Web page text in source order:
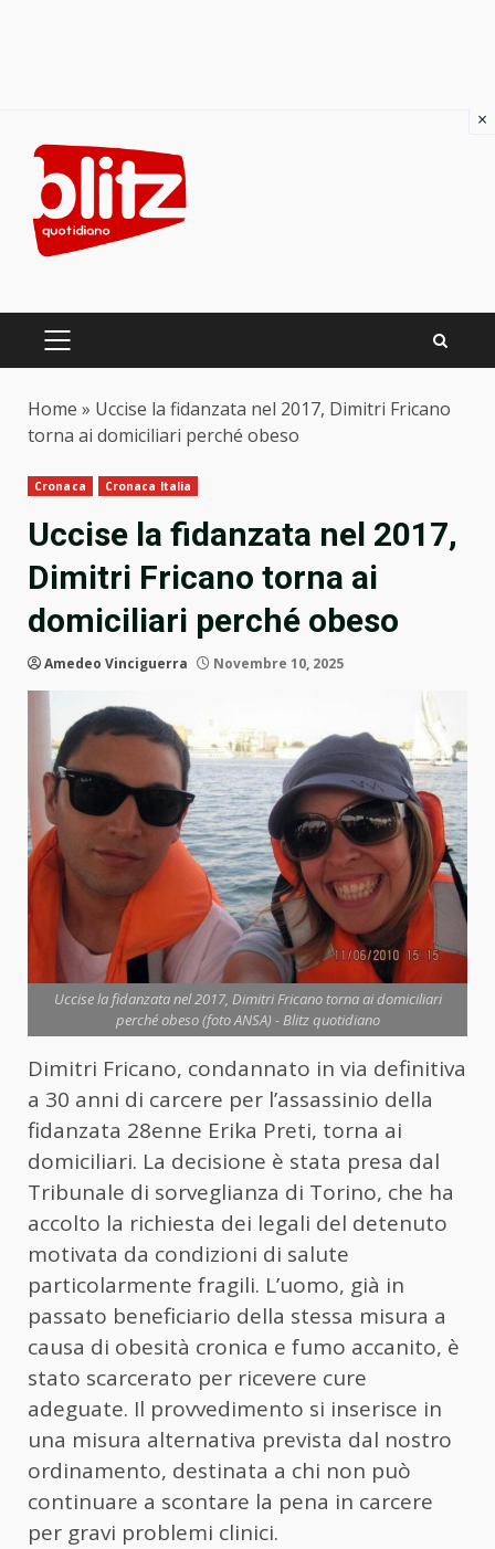
content
PRIMARY
Home » Uccise la fidanzata nel 2017, Dimitri Fricano
torna ai domiciliari perché obeso
Cronaca Cronaca Italia
Uccise la fidanzata nel 2017,
Dimitri Fricano torna ai
domiciliari perché obeso
Amedeo Vinciguerra Novembre 10, 2025
Uccise la fidanzata nel 2017, Dimitri Fricano torna ai domiciliari
perché obeso (foto ANSA) - Blitz quotidiano
Dimitri Fricano, condannato in via definitiva
a 30 anni di carcere per l’assassinio della
fidanzata 28enne Erika Preti, torna ai
domiciliari. La decisione è stata presa dal
Tribunale di sorveglianza di Torino, che ha
accolto la richiesta dei legali del detenuto
motivata da condizioni di salute
particolarmente fragili. L’uomo, già in
passato beneficiario della stessa misura a
causa di obesità cronica e fumo accanito, è
stato scarcerato per ricevere cure
adeguate. Il provvedimento si inserisce in
una misura alternativa prevista dal nostro
ordinamento, destinata a chi non può
continuare a scontare la pena in carcere
per gravi problemi clinici.
×